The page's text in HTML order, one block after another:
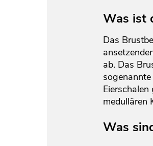
Was ist
Das
ab. Das
medullären
Was